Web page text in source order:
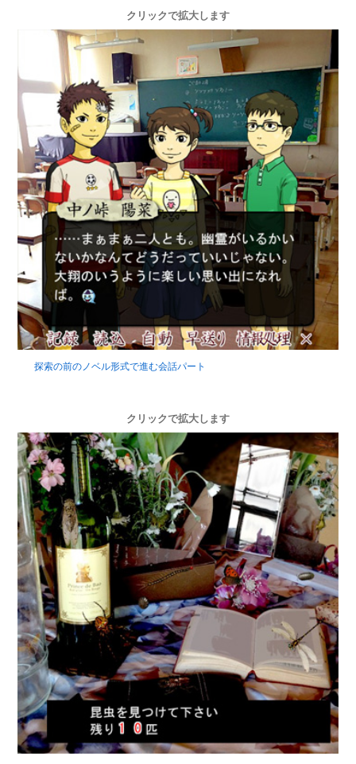
クリックで拡大します
探索の前のノベル形式で進む会話パート
クリックで拡大します